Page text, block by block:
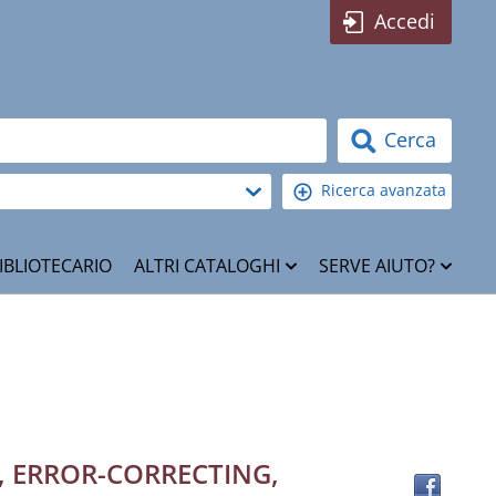
Accedi
Cerca
Ricerca avanzata
ALTRI CATALOGHI SERVE AIUTO?
CORRECTING,